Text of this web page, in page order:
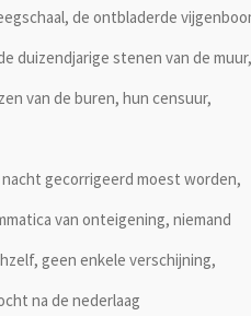
de ontbladerde
duizendjarige stenen van de muur,
van de buren, hun censuur,
gecorrigeerd moest worden,
van onteigening, niemand
geen enkele verschijning,
na de nederlaag